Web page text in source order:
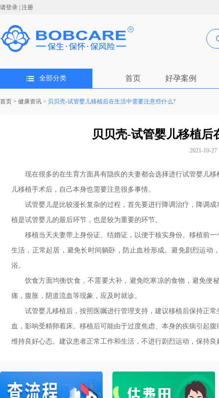
请登录 | 注册
全部分类 首页 好孕案例
首页 > 健康资讯 > 贝贝壳-试管婴儿移植后在生活中需要注意些什么?
贝贝壳-试管婴儿移植后
2021-10-27
现在很多的在生育方面具有隐疾的夫妻都会选择进行试管婴儿
儿移植手术后，自己本身也需要注意很多事情。
试管婴儿是比较漫长复杂的过程，首先要进行降调治疗，降调
植是试管婴儿的最后环节，也是较为重要的环节。
移植当天夫妻带上身份证、结婚证，以便于核实身份。移植前一
生活，正常起居，避免长时间躺卧，防止血栓形成。避免剧烈运
浴。
饮食方面均衡饮食，不需要大补，避免吃寒凉的食物，避免便
痛，腹胀，阴道流血等现象，应及时就诊。
试管婴儿移植后，按照医嘱进行管理支持，建议移植后保持正
血，影响受精卵着床。移植后可能由于过度焦虑、本身的疾病引起
维持良好心态。建议患者正常工作和生活，不进行剧烈运动，保持